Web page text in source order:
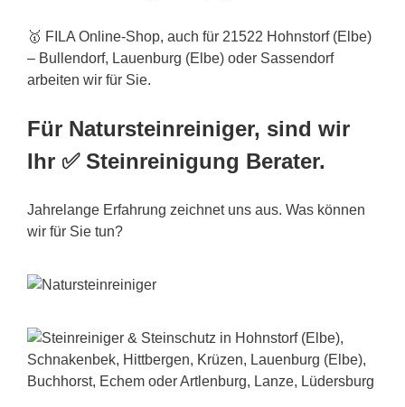
🥇 FILA Online-Shop, auch für 21522 Hohnstorf (Elbe)
– Bullendorf, Lauenburg (Elbe) oder Sassendorf
arbeiten wir für Sie.
Für Natursteinreiniger, sind wir
Ihr ✅ Steinreinigung Berater.
Jahrelange Erfahrung zeichnet uns aus. Was können
wir für Sie tun?